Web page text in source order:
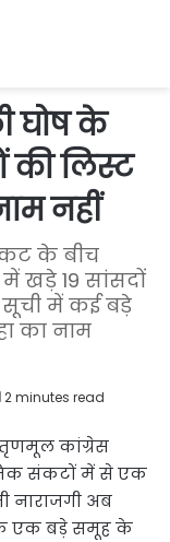
घोष के
की लिस्ट
नहीं
के बीच
खड़े 19 सांसदों
सूची में कई बड़े
का नाम
2 minutes read
तृणमूल कांग्रेस
संकटों में से एक
नाराजगी अब
एक बड़े समूह के